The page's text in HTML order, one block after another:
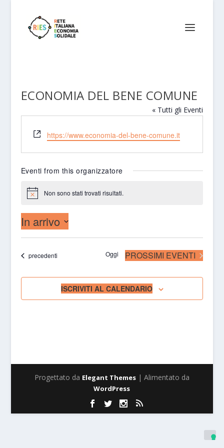
ECONOMIA DEL BENE COMUNE
« Tutti gli Eventi
Website
https://www.economia-del-bene-comune.it
Eventi from this organizzatore
Notice Non sono stati trovati risultati.
In arrivo
data.Eventi
precedenti Oggi PROSSIMI EVENTI
ISCRIVITI AL CALENDARIO
Progettato da Elegant Themes| Alimentato da
WordPress